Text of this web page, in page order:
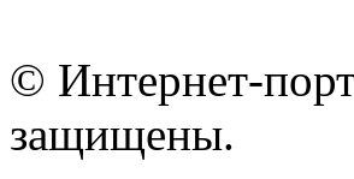
© Интернет-
защищены.